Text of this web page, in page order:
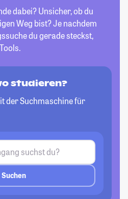
dabei? Unsicher, ob du
Weg bist? Je nachdem
du gerade steckst,
studieren?
der Suchmaschine für
Suchen